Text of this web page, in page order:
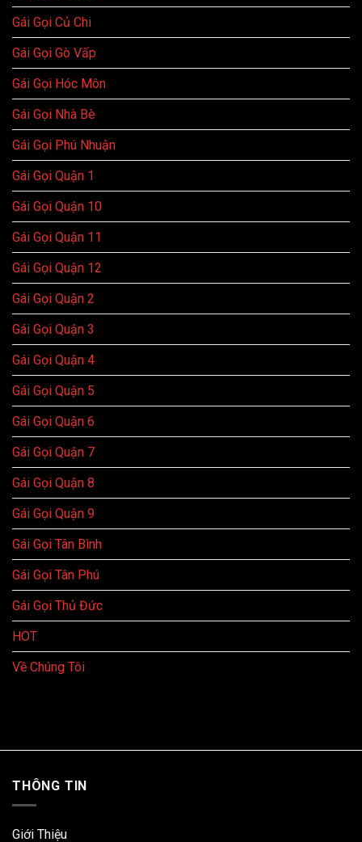
Gái Gọi Củ Chi
Gái Gọi Gò Vấp
Gái Gọi Hóc Môn
Gái Gọi Nhà Bè
Gái Gọi Phú Nhuận
Gái Gọi Quận 1
Gái Gọi Quận 10
Gái Gọi Quận 11
Gái Gọi Quận 12
Gái Gọi Quận 2
Gái Gọi Quận 3
Gái Gọi Quận 4
Gái Gọi Quận 5
Gái Gọi Quận 6
Gái Gọi Quận 7
Gái Gọi Quận 8
Gái Gọi Quận 9
Gái Gọi Tân Bình
Gái Gọi Tân Phú
Gái Gọi Thủ Đức
HOT
Về Chúng Tôi
THÔNG TIN
Giới Thiệu